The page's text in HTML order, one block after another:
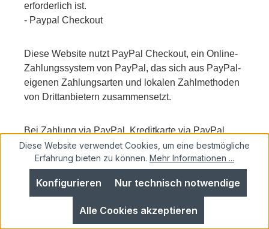
erforderlich ist.
- Paypal Checkout
Diese Website nutzt PayPal Checkout, ein Online-
Zahlungssystem von PayPal, das sich aus PayPal-
eigenen Zahlungsarten und lokalen Zahlmethoden
von Drittanbietern zusammensetzt.
Bei Zahlung via PayPal, Kreditkarte via PayPal,
Lastschrift via PayPal oder – falls angeboten –
„Später Bezahlen“ via PayPal geben wir Ihre
Zahlungsabwicklung an die PayPal (Europe) S.a.r.l.
Luxemburg (nachfolgend "PayPal"), weiter. Die
Diese Website verwendet Cookies, um eine bestmögliche
Erfahrung bieten zu können. Mehr Informationen ...
Nur technisch notwendige
Konfigurieren
Alle Cookies akzeptieren